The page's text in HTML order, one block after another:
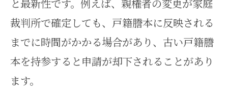
本人確認書類2点の集め方と実践ポイ
ント
パスポート申請で求められる本人
と最新性です。例えば、親権者の変更が家庭
裁判所で確定しても、戸籍謄本に反映される
までに時間がかかる場合があり、古い戸籍謄
本を持参すると申請が却下されることがあり
ます。